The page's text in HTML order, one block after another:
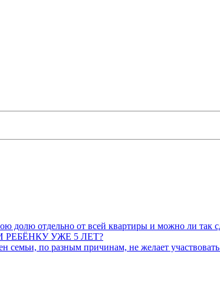
долю отдельно от всей квартиры и можно ли так
УЖЕ 5 ЛЕТ?
по разным причинам, не желает